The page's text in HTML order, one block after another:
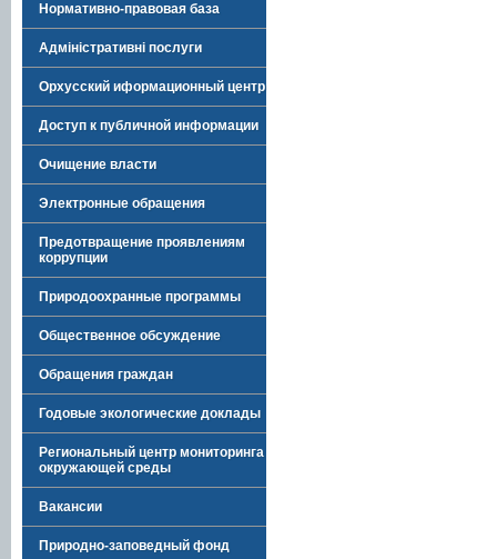
Нормативно-правовая база
Адміністративні послуги
Орхусский иформационный центр
Доступ к публичной информации
Очищение власти
Электронные обращения
Предотвращение проявлениям
коррупции
Природоохранные программы
Общественное обсуждение
Обращения граждан
Годовые экологические доклады
Региональный центр мониторинга
окружающей среды
Вакансии
Природно-заповедный фонд